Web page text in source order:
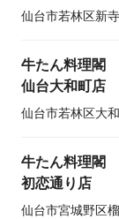
仙台市若林区新
牛たん料理閣
仙台大和町店
仙台市若林区大
牛たん料理閣
初恋通り店
仙台市宮城野区